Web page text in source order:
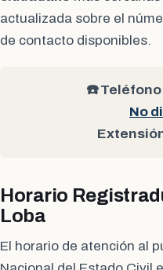
actualizada sobre el
de contacto disponibles.
☎️
No
Horario
Loba
El horario de atención al